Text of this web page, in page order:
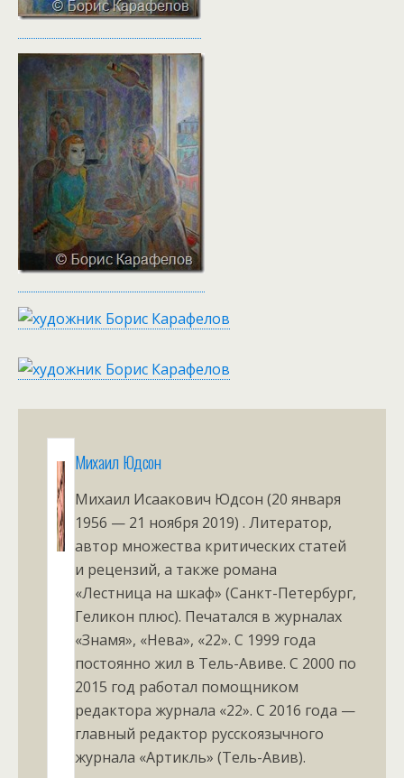
Михаил Юдсон
Михаил Исаакович Юдсон (20 января
1956 — 21 ноября 2019) . Литератор,
автор множества критических статей
и рецензий, а также романа
«Лестница на шкаф» (Санкт-Петербург,
Геликон плюс). Печатался в журналах
«Знамя», «Нева», «22». С 1999 года
постоянно жил в Тель-Авиве. С 2000 по
2015 год работал помощником
редактора журнала «22». С 2016 года —
главный редактор русскоязычного
журнала «Артикль» (Тель-Авив).